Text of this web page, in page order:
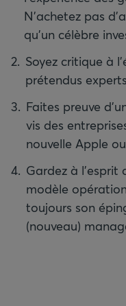
N'achetez pas
qu'un célèbre
Soyez critique à
prétendus
Faites preuve
vis des
nouvelle Apple
Gardez à l'esprit
modèle
toujours son
(nouveau)